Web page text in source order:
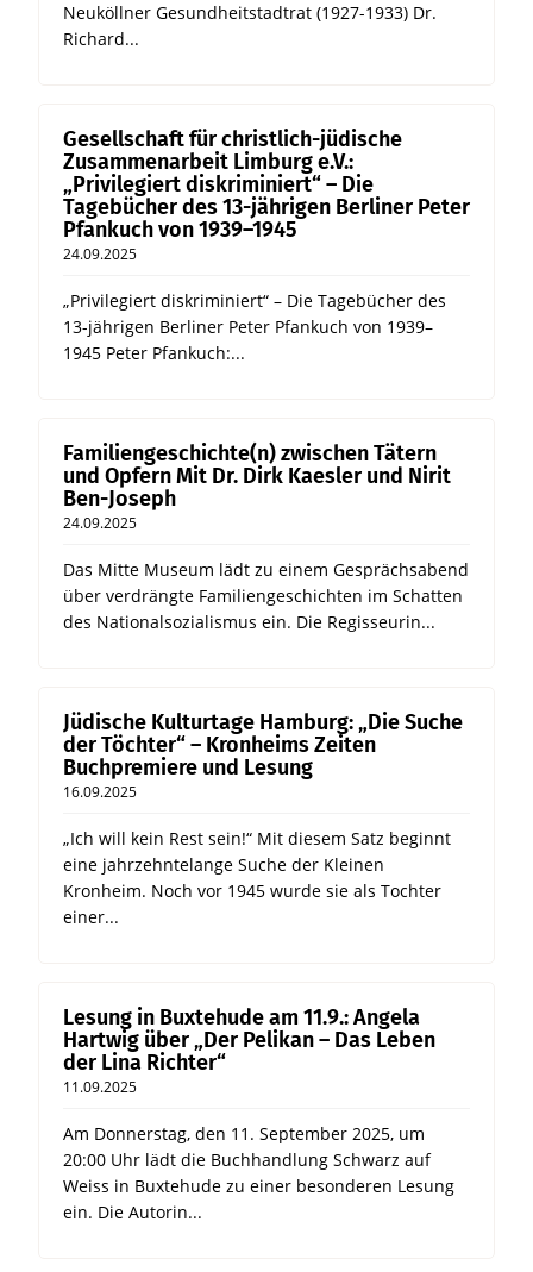
Neuköllner Gesundheitstadtrat (1927-1933) Dr.
Richard...
Gesellschaft für christlich-jüdische
Zusammenarbeit Limburg e.V.:
„Privilegiert diskriminiert“ – Die
Tagebücher des 13-jährigen Berliner Peter
Pfankuch von 1939–1945
24.09.2025
„Privilegiert diskriminiert“ – Die Tagebücher des
13-jährigen Berliner Peter Pfankuch von 1939–
1945 Peter Pfankuch:...
Familiengeschichte(n) zwischen Tätern
und Opfern Mit Dr. Dirk Kaesler und Nirit
Ben-Joseph
24.09.2025
Das Mitte Museum lädt zu einem Gesprächsabend
über verdrängte Familiengeschichten im Schatten
des Nationalsozialismus ein. Die Regisseurin...
Jüdische Kulturtage Hamburg: „Die Suche
der Töchter“ – Kronheims Zeiten
Buchpremiere und Lesung
16.09.2025
„Ich will kein Rest sein!“ Mit diesem Satz beginnt
eine jahrzehntelange Suche der Kleinen
Kronheim. Noch vor 1945 wurde sie als Tochter
einer...
Lesung in Buxtehude am 11.9.: Angela
Hartwig über „Der Pelikan – Das Leben
der Lina Richter“
11.09.2025
Am Donnerstag, den 11. September 2025, um
20:00 Uhr lädt die Buchhandlung Schwarz auf
Weiss in Buxtehude zu einer besonderen Lesung
ein. Die Autorin...